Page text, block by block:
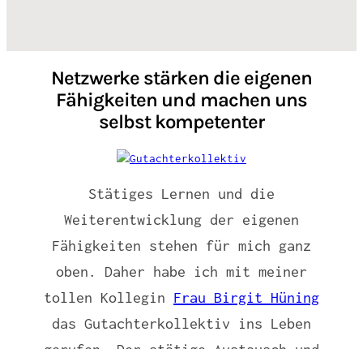
Netzwerke stärken die eigenen
Fähigkeiten und machen uns
selbst kompetenter
Stätiges Lernen und die
Weiterentwicklung der eigenen
Fähigkeiten stehen für mich ganz
oben. Daher habe ich mit meiner
tollen Kollegin Frau Birgit Hüning
das Gutachterkollektiv ins Leben